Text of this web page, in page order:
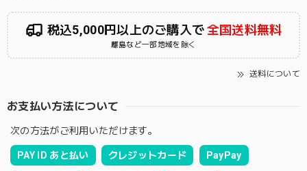
税込5,000円以上のご購入で全国送料無料
離島など一部地域を除く
送料について
お支払い方法について
次の方法がご利用いただけます。
PAY ID あと払い クレジットカード PayPay